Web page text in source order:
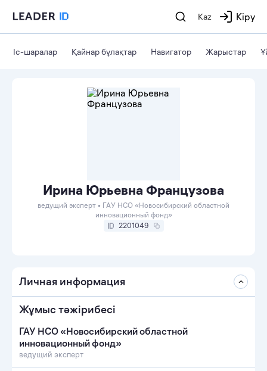
Kaz Кіру
Іс-шаралар Қайнар бұлақтар Навигатор Жарыстар
Ирина Юрьевна Французова
ведущий эксперт • ГАУ НСО «Новосибирский областной
инновационный фонд»
2201049
Личная информация
Жұмыс тәжірибесі
ГАУ НСО «Новосибирский областной
инновационный фонд»
ведущий эксперт